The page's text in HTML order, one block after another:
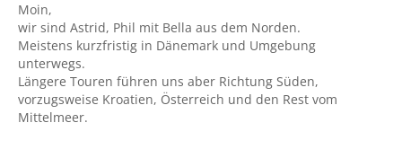
Moin,
wir sind Astrid, Phil mit Bella aus dem Norden.
Meistens kurzfristig in Dänemark und Umgebung
unterwegs.
Längere Touren führen uns aber Richtung Süden,
vorzugsweise Kroatien, Österreich und den Rest vom
Mittelmeer.